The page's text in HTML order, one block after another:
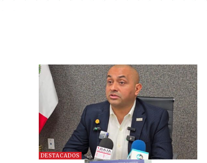
DESTACADOS